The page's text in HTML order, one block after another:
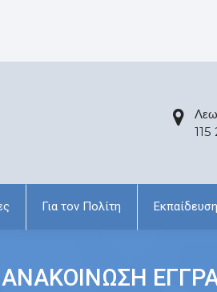
115
Για τον Πολίτη
ΑΝΑΚΟΙΝΩΣΗ